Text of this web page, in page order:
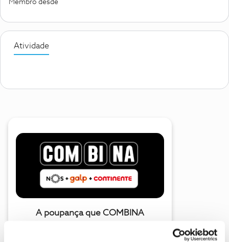
Membro desde
Atividade
A poupança que COMBINA